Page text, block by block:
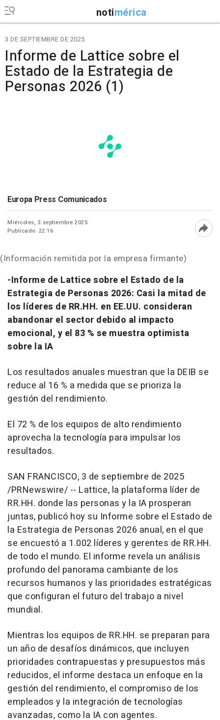
notimérica
3 DE SEPTIEMBRE DE 2025
Informe de Lattice sobre el
Estado de la Estrategia de
Personas 2026 (1)
Europa Press Comunicados
Miércoles, 3 septiembre 2025
Publicado: 22:16
(Información remitida por la empresa firmante)
-Informe de Lattice sobre el Estado de la
Estrategia de Personas 2026: Casi la mitad de
los líderes de RR.HH. en EE.UU. consideran
abandonar el sector debido al impacto
emocional, y el 83 % se muestra optimista
sobre la IA
Los resultados anuales muestran que la DEIB se
reduce al 16 % a medida que se prioriza la
gestión del rendimiento.
El 72 % de los equipos de alto rendimiento
aprovecha la tecnología para impulsar los
resultados.
SAN FRANCISCO, 3 de septiembre de 2025
/PRNewswire/ -- Lattice, la plataforma líder de
RR.HH. donde las personas y la IA prosperan
juntas, publicó hoy su Informe sobre el Estado de
la Estrategia de Personas 2026 anual, en el que
se encuestó a 1.002 líderes y gerentes de RR.HH.
de todo el mundo. El informe revela un análisis
profundo del panorama cambiante de los
recursos humanos y las prioridades estratégicas
que configuran el futuro del trabajo a nivel
mundial.
Mientras los equipos de RR.HH. se preparan para
un año de desafíos dinámicos, que incluyen
prioridades contrapuestas y presupuestos más
reducidos, el informe destaca un enfoque en la
gestión del rendimiento, el compromiso de los
empleados y la integración de tecnologías
avanzadas, como la IA con agentes.